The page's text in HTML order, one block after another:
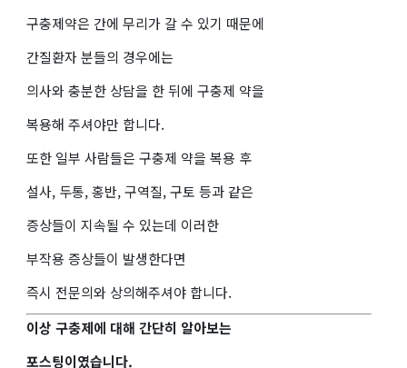
구충제약은 간에 무리가 갈 수 있기 때문에
간질환자 분들의 경우에는
의사와 충분한 상담을 한 뒤에 구충제 약을
복용해 주셔야만 합니다.
또한 일부 사람들은 구충제 약을 복용 후
설사, 두통, 홍반, 구역질, 구토 등과 같은
증상들이 지속될 수 있는데 이러한
부작용 증상들이 발생한다면
즉시 전문의와 상의해주셔야 합니다.
이상 구충제에 대해 간단히 알아보는
포스팅이였습니다.